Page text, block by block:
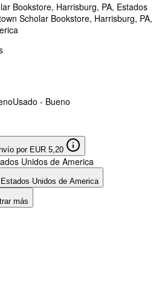
Bookstore, Harrisburg, PA, Estados
Scholar Bookstore, Harrisburg, PA,
Usado - Bueno
por EUR 5,20
Unidos de America
Unidos de America
más